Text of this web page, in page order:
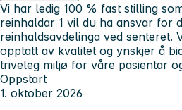
Vi har ledig 100 % fast stilling
reinhaldar 1 vil du ha ansvar for
reinhaldsavdelinga ved senteret.
opptatt av kvalitet og ynskjer å
triveleg miljø for våre pasientar
Oppstart
1. oktober 2026